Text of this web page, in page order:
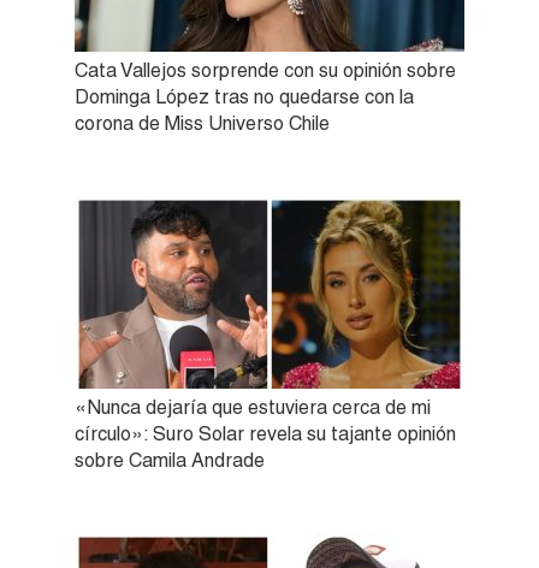
Cata Vallejos sorprende con su opinión sobre
Dominga López tras no quedarse con la
corona de Miss Universo Chile
«Nunca dejaría que estuviera cerca de mi
círculo»: Suro Solar revela su tajante opinión
sobre Camila Andrade